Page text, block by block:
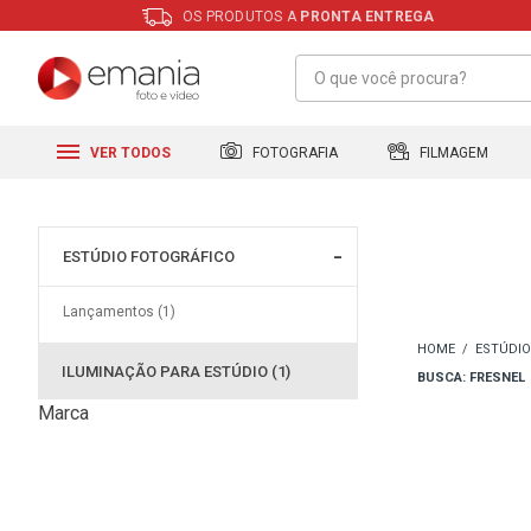
OS PRODUTOS A PRONTA ENTREGA
VER TODOS FOTOGRAFIA FILMAGEM
ESTÚDIO FOTOGRÁFICO
Lançamentos (1)
ILUMINAÇÃO PARA ESTÚDIO (1)
Marca
BUSCA: FRESNEL